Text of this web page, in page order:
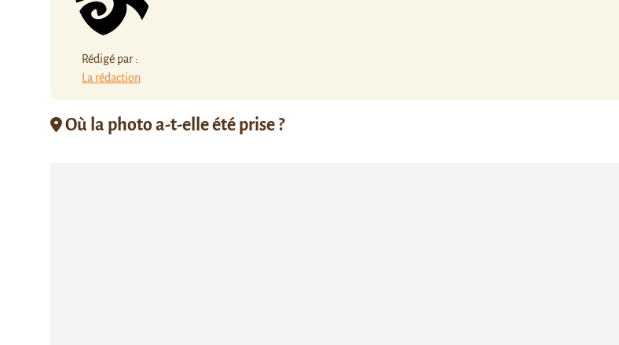
Rédigé par :
La rédaction
Où la photo a-t-elle été prise ?